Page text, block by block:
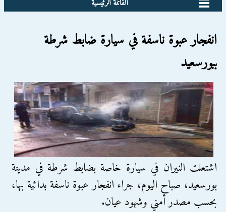
القائمة الرئيسية
انفجار عبوة ناسفة في سيارة ضابط شرطة
ببورسعيد
اشتعلت النيران في سيارة خاصة بضابط شرطة في مدينة
بورسعيد، صباح اليوم، جراء انفجار عبوة ناسفة بدائية بها،
بحسب مصدر أمني وشهود عيان.